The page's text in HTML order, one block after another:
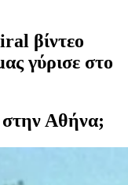
βίντεο
γύρισε στο
στην Αθήνα;